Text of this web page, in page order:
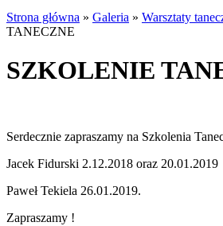
Strona główna » Galeria » Warsztaty
TANECZNE
SZKOLENIE
Serdecznie zapraszamy na Szkolenia
Jacek Fidurski 2.12.2018 oraz 20.01.2019
Paweł Tekiela 26.01.2019.
Zapraszamy !